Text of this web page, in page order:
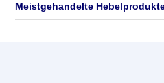
Meistgehandelte